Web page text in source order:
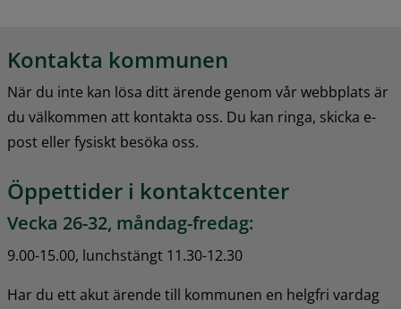
Kontakta kommunen
När du inte kan lösa ditt ärende genom vår webbplats är
du välkommen att kontakta oss. Du kan ringa, skicka e-
post eller fysiskt besöka oss.
Öppettider i kontaktcenter
Vecka 26-32, måndag-fredag:
9.00-15.00, lunchstängt 11.30-12.30
Har du ett akut ärende till kommunen en helgfri vardag